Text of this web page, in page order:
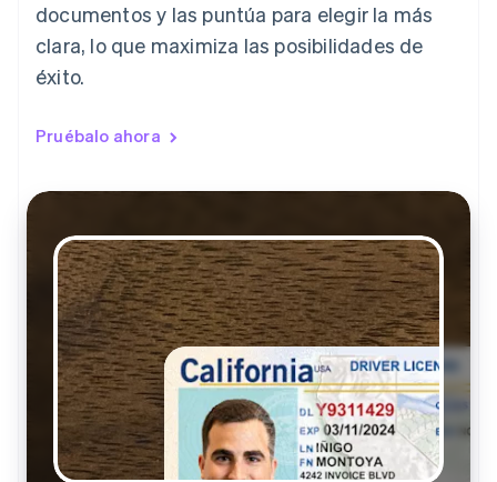
documentos y las puntúa para elegir la más
clara, lo que maximiza las posibilidades de
éxito.
Pruébalo ahora